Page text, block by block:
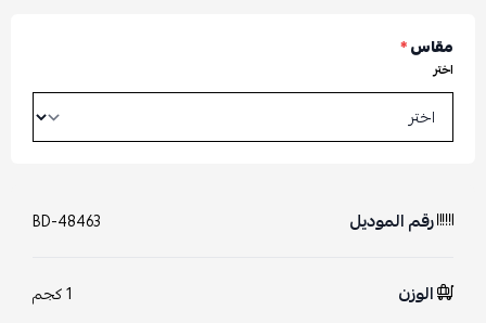
مقاس*
اختر
رقم الموديل BD-48463
الوزن 1 كجم